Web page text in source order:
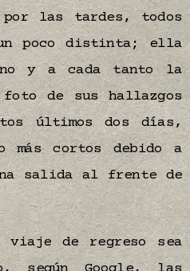
las tardes, todos
poco distinta; ella
y a cada tanto la
foto de sus hallazgos
últimos dos días,
más cortos debido a
salida al frente de
viaje de regreso sea